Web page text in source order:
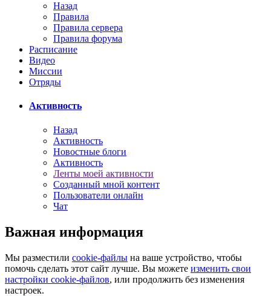
Назад
Правила
Правила сервера
Правила форума
Расписание
Видео
Миссии
Отряды
Активность
Назад
Активность
Новостные блоги
Активность
Ленты моей активности
Созданный мной контент
Пользователи онлайн
Чат
Важная информация
Мы разместили cookie-файлы на ваше устройство, чтобы
помочь сделать этот сайт лучше. Вы можете изменить свои
настройки cookie-файлов, или продолжить без изменения
настроек.